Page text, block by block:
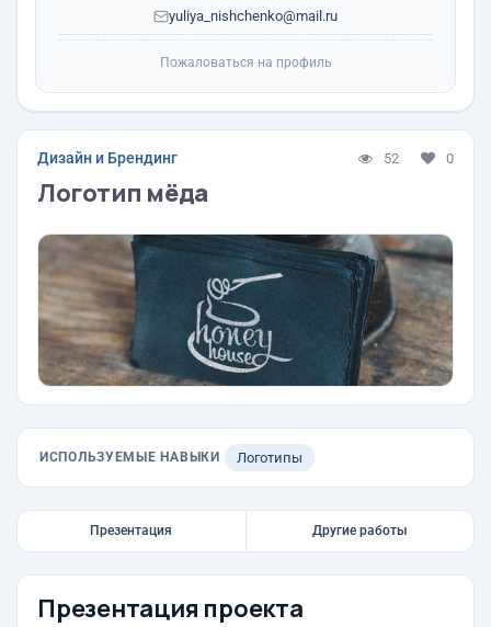
yuliya_nishchenko@mail.ru
Пожаловаться на профиль
Дизайн и Брендинг 52 0
Логотип мёда
ИСПОЛЬЗУЕМЫЕ НАВЫКИ Логотипы
Презентация Другие работы
Презентация проекта